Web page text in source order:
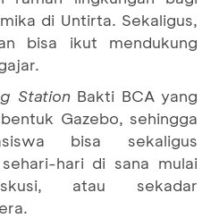
di Untirta. Sekaligus,
bisa ikut mendukung
StationBakti BCA yang
Gazebo, sehingga
bisa sekaligus
hari di sana mulai
atau sekadar